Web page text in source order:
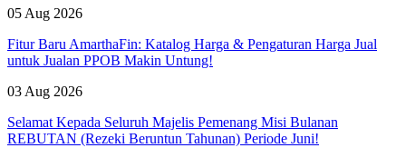
05 Aug 2026
Fitur Baru AmarthaFin: Katalog Harga & Pengaturan Harga Jual
untuk Jualan PPOB Makin Untung!
03 Aug 2026
Selamat Kepada Seluruh Majelis Pemenang Misi Bulanan
REBUTAN (Rezeki Beruntun Tahunan) Periode Juni!